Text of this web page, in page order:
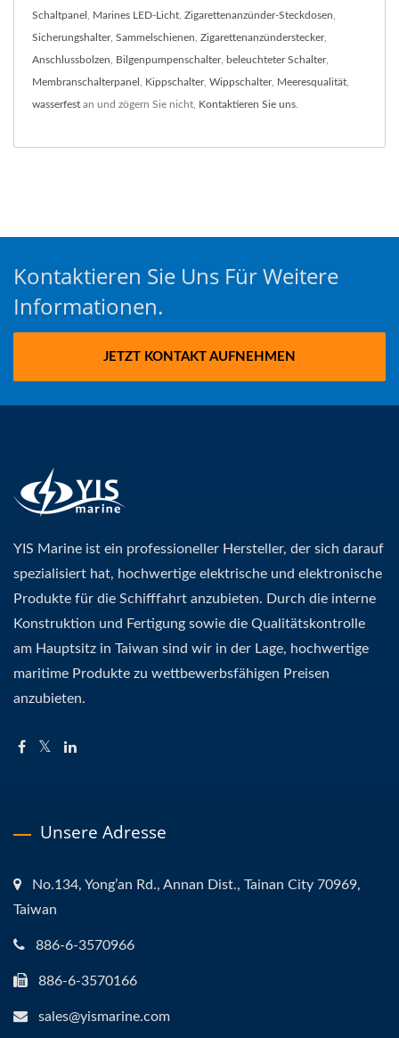
Schaltpanel , Marines LED-Licht, Zigarettenanzünder-Steckdosen,
Sicherungshalter, Sammelschienen, Zigarettenanzünderstecker,
Anschlussbolzen, Bilgenpumpenschalter, beleuchteter Schalter,
Membranschalterpanel , Kippschalter, Wippschalter, Meeresqualität,
wasserfest an und zögern Sie nicht, Kontaktieren Sie uns.
Kontaktieren Sie Uns Für Weitere
Informationen.
JETZT KONTAKT AUFNEHMEN
YIS Marine ist ein professioneller Hersteller, der sich darauf
spezialisiert hat, hochwertige elektrische und elektronische
Produkte für die Schifffahrt anzubieten. Durch die interne
Konstruktion und Fertigung sowie die Qualitätskontrolle
am Hauptsitz in Taiwan sind wir in der Lage, hochwertige
maritime Produkte zu wettbewerbsfähigen Preisen
anzubieten.
Unsere Adresse
No.134, Yong’an Rd., Annan Dist., Tainan City 70969,
Taiwan
886-6-3570966
886-6-3570166
sales@yismarine.com